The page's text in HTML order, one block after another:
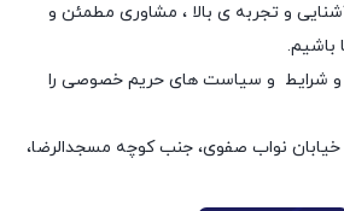
و تجربه ی بالا ، مشاوری مطمئن و
باشیم.
شرایط و سیاست های حریم خصوصی را
نواب صفوی، جنب کوچه مسجدالرضا،